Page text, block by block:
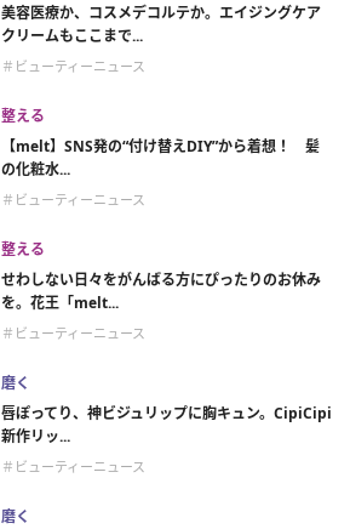
美容医療か、コスメデコルテか。エイジングケア
クリームもここまで...
＃ビューティーニュース
整える
【melt】SNS発の“付け替えDIY”から着想！ 髪
の化粧水...
＃ビューティーニュース
整える
せわしない日々をがんばる方にぴったりのお休み
を。花王「melt...
＃ビューティーニュース
磨く
唇ぽってり、神ビジュリップに胸キュン。CipiCipi
新作リッ...
＃ビューティーニュース
磨く